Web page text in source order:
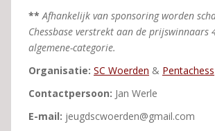
** Afhankelijk van sponsoring worden
Chessbase verstrekt aan de prijswinnaars
algemene-categorie.
Organisatie: SC Woerden & Pentachess
Contactpersoon: Jan Werle
E-mail: jeugdscwoerden@gmail.com